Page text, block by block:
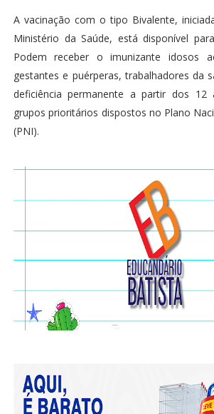
A vacinação com o tipo Bivalente,
Ministério da Saúde, está disponível
Podem receber o imunizante idosos
gestantes e puérperas, trabalhadores da
deficiência permanente a partir dos 12
grupos prioritários dispostos no Plano
(PNI).